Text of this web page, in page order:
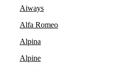
Aiways
Alfa Romeo
Alpina
Alpine